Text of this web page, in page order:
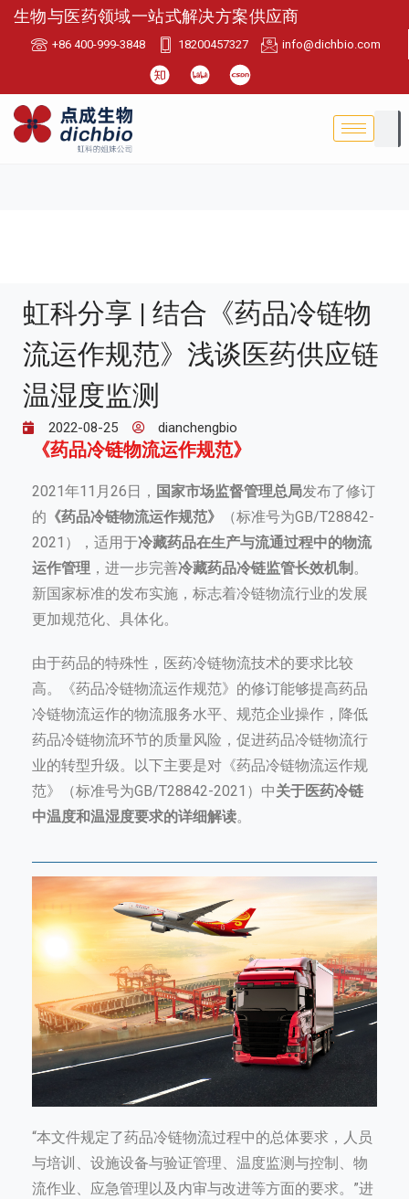
生物与医药领域一站式解决方案供应商
+86 400-999-3848 18200457327 info@dichbio.com
虹科分享 | 结合《药品冷链物
流运作规范》浅谈医药供应链
温湿度监测
2022-08-25 dianchengbio
《药品冷链物流运作规范》
2021年11月26日， 国家市场监督管理总局发布了修订
的 《药品冷链物流运作规范》
（标准号为GB/T28842-
2021），适用于冷藏药品在生产与流通过程中的物流
运作管理 ，进一步完善冷藏药品冷链监管长效机制 。
新国家标准的发布实施，标志着冷链物流行业的发展
更加规范化、具体化。
由于药品的特殊性，医药冷链物流技术的要求比较
高。《药品冷链物流运作规范》的修订能够提高药品
冷链物流运作的物流服务水平、规范企业操作，降低
药品冷链物流环节的质量风险，促进药品冷链物流行
业的转型升级。以下主要是对《药品冷链物流运作规
范》（标准号为GB/T28842-2021）中关于医药冷链
中温度和温湿度要求的详细解读。
“本文件规定了药品冷链物流过程中的总体要求，人员
与培训、设施设备与验证管理、温度监测与控制、物
流作业、应急管理以及内审与改进等方面的要求。”进